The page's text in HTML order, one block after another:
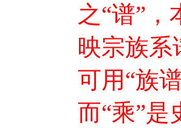
之“谱”
映宗族系
可用“族
而“乘”是